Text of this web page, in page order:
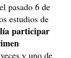
pasado 6 de
estudios de
participar
y uno de